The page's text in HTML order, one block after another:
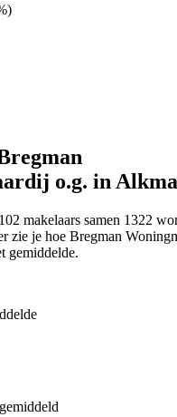
o.g. in
makelaars samen 1322
zie je hoe Bregman
gemiddelde.